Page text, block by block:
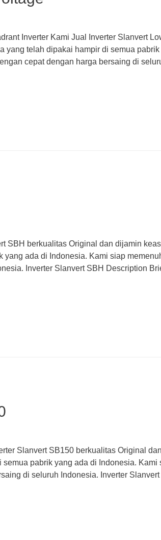
Inverter Kami Jual Inverter Slanvert
yang telah dipakai hampir di semua
cepat dengan harga bersaing di
SBH berkualitas Original dan dijamin
ada di Indonesia. Kami siap
Inverter Slanvert SBH Description
Slanvert SB150 berkualitas Original
pabrik yang ada di Indonesia.
di seluruh Indonesia. Inverter